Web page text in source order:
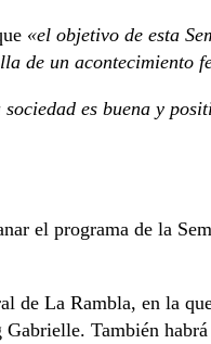
«el objetivo de esta
de un acontecimiento
es buena y
el programa de la
de La Rambla, en la
También